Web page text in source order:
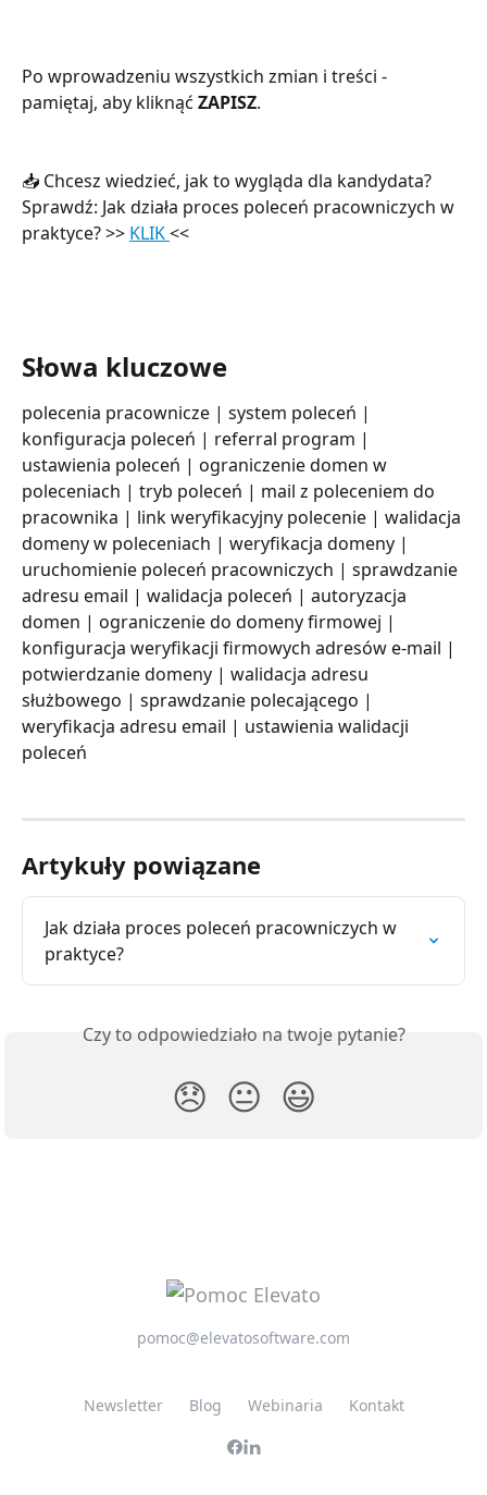
Po wprowadzeniu wszystkich zmian i treści -
pamiętaj, aby kliknąć ZAPISZ.
📥 Chcesz wiedzieć, jak to wygląda dla kandydata?
Sprawdź: Jak działa proces poleceń pracowniczych w
praktyce? >> KLIK <<
Słowa kluczowe
polecenia pracownicze | system poleceń |
konfiguracja poleceń | referral program |
ustawienia poleceń | ograniczenie domen w
poleceniach | tryb poleceń | mail z poleceniem do
pracownika | link weryfikacyjny polecenie | walidacja
domeny w poleceniach | weryfikacja domeny |
uruchomienie poleceń pracowniczych | sprawdzanie
adresu email | walidacja poleceń | autoryzacja
domen | ograniczenie do domeny firmowej |
konfiguracja weryfikacji firmowych adresów e-mail |
potwierdzanie domeny | walidacja adresu
służbowego | sprawdzanie polecającego |
weryfikacja adresu email | ustawienia walidacji
poleceń
Artykuły powiązane
Jak działa proces poleceń pracowniczych w
praktyce?
Czy to odpowiedziało na twoje pytanie?
😞 😐 😃
pomoc@elevatosoftware.com
Newsletter Blog Webinaria Kontakt